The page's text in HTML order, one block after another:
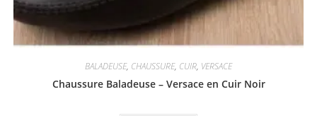
BALADEUSE, CHAUSSURE, CUIR, VERSACE
Chaussure Baladeuse – Versace en Cuir Noir